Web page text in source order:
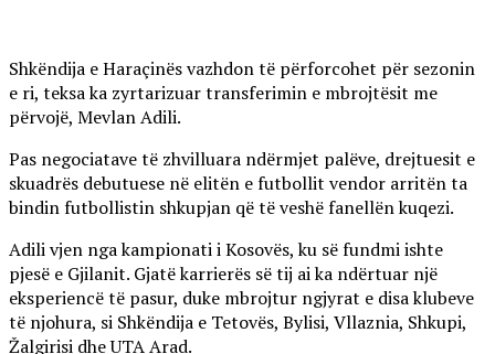
Shkëndija e Haraçinës vazhdon të përforcohet për sezonin
e ri, teksa ka zyrtarizuar transferimin e mbrojtësit me
përvojë, Mevlan Adili.
Pas negociatave të zhvilluara ndërmjet palëve, drejtuesit e
skuadrës debutuese në elitën e futbollit vendor arritën ta
bindin futbollistin shkupjan që të veshë fanellën kuqezi.
Adili vjen nga kampionati i Kosovës, ku së fundmi ishte
pjesë e Gjilanit. Gjatë karrierës së tij ai ka ndërtuar një
eksperiencë të pasur, duke mbrojtur ngjyrat e disa klubeve
të njohura, si Shkëndija e Tetovës, Bylisi, Vllaznia, Shkupi,
Žalgirisi dhe UTA Arad.